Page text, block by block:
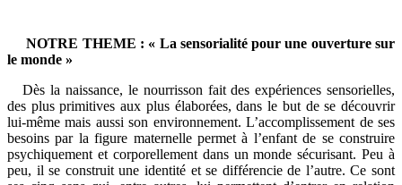
NOTRE THEME : « La sensorialité pour une ouverture sur
le monde »
Dès la naissance, le nourrisson fait des expériences sensorielles,
des plus primitives aux plus élaborées, dans le but de se découvrir
lui-même mais aussi son environnement. L’accomplissement de ses
besoins par la figure maternelle permet à l’enfant de se construire
psychiquement et corporellement dans un monde sécurisant. Peu à
peu, il se construit une identité et se différencie de l’autre. Ce sont